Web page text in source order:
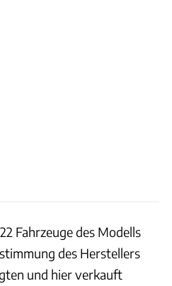
Fahrzeuge des Modells
des Herstellers
und hier verkauft